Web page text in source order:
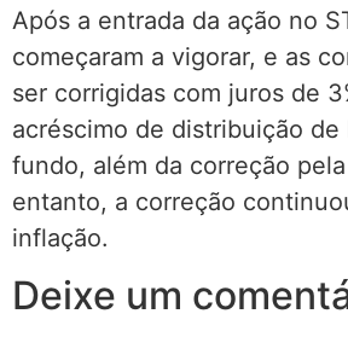
Após a entrada da ação no
começaram a vigorar, e as
ser corrigidas com juros de
acréscimo de distribuição de
fundo, além da correção
entanto, a correção
inflação.
Deixe um